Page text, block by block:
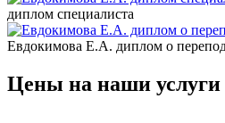
диплом специалиста
Евдокимова Е.А. диплом о
Цены на наши услуги